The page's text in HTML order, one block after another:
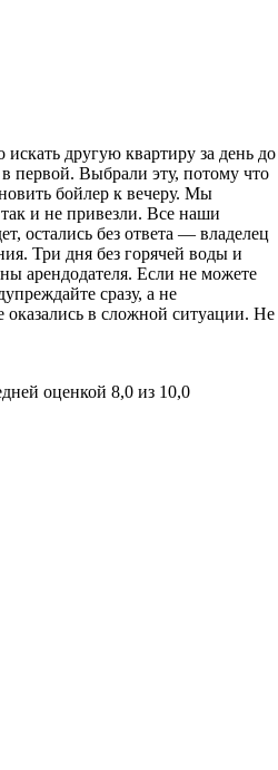
другую квартиру за день до
в первой. Выбрали эту, потому что
бойлер к вечеру. Мы
так и не привезли. Все наши
остались без ответа — владелец
Три дня без горячей воды и
арендодателя. Если не можете
сразу, а не
в сложной ситуации. Не
оценкой 8,0 из 10,0